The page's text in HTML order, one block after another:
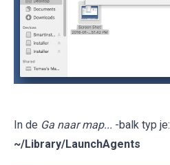
In de Ga naar map... -balk typ je:
~/Library/LaunchAgents